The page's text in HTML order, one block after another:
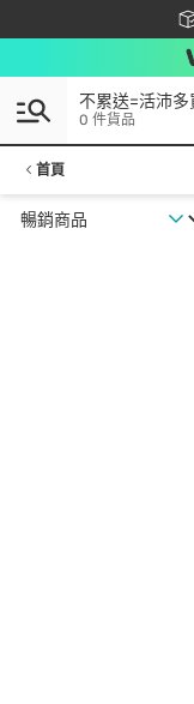
不累送=活沛
0 件貨品
首頁